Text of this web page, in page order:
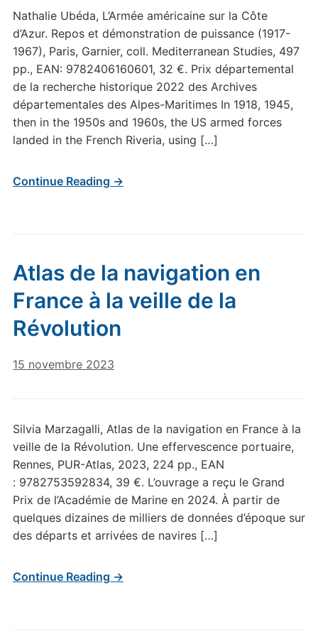
Nathalie Ubéda, L’Armée américaine sur la Côte
d’Azur. Repos et démonstration de puissance (1917-
1967), Paris, Garnier, coll. Mediterranean Studies, 497
pp., EAN: 9782406160601, 32 €. Prix départemental
de la recherche historique 2022 des Archives
départementales des Alpes-Maritimes In 1918, 1945,
then in the 1950s and 1960s, the US armed forces
landed in the French Riveria, using […]
Continue Reading →
Atlas de la navigation en
France à la veille de la
Révolution
15 novembre 2023
Silvia Marzagalli, Atlas de la navigation en France à la
veille de la Révolution. Une effervescence portuaire,
Rennes, PUR-Atlas, 2023, 224 pp., EAN
: 9782753592834, 39 €. L’ouvrage a reçu le Grand
Prix de l’Académie de Marine en 2024. À partir de
quelques dizaines de milliers de données d’époque sur
des départs et arrivées de navires […]
Continue Reading →